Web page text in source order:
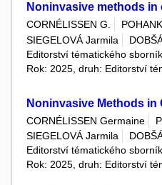
Noninvasive methods in
CORNÉLISSEN G.
SIEGELOVÁ Jarmila
Editorství tématického
Rok: 2025, druh: Editorství
Noninvasive Methods in
CORNÉLISSEN Germaine
SIEGELOVÁ Jarmila
Editorství tématického
Rok: 2025, druh: Editorství